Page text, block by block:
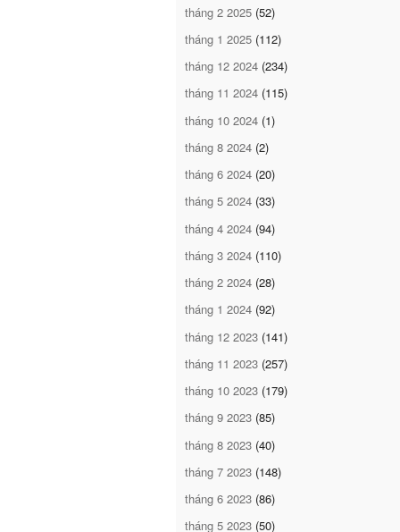
tháng 2 2025 (52)
tháng 1 2025 (112)
tháng 12 2024 (234)
tháng 11 2024 (115)
tháng 10 2024 (1)
tháng 8 2024 (2)
tháng 6 2024 (20)
tháng 5 2024 (33)
tháng 4 2024 (94)
tháng 3 2024 (110)
tháng 2 2024 (28)
tháng 1 2024 (92)
tháng 12 2023 (141)
tháng 11 2023 (257)
tháng 10 2023 (179)
tháng 9 2023 (85)
tháng 8 2023 (40)
tháng 7 2023 (148)
tháng 6 2023 (86)
tháng 5 2023 (50)